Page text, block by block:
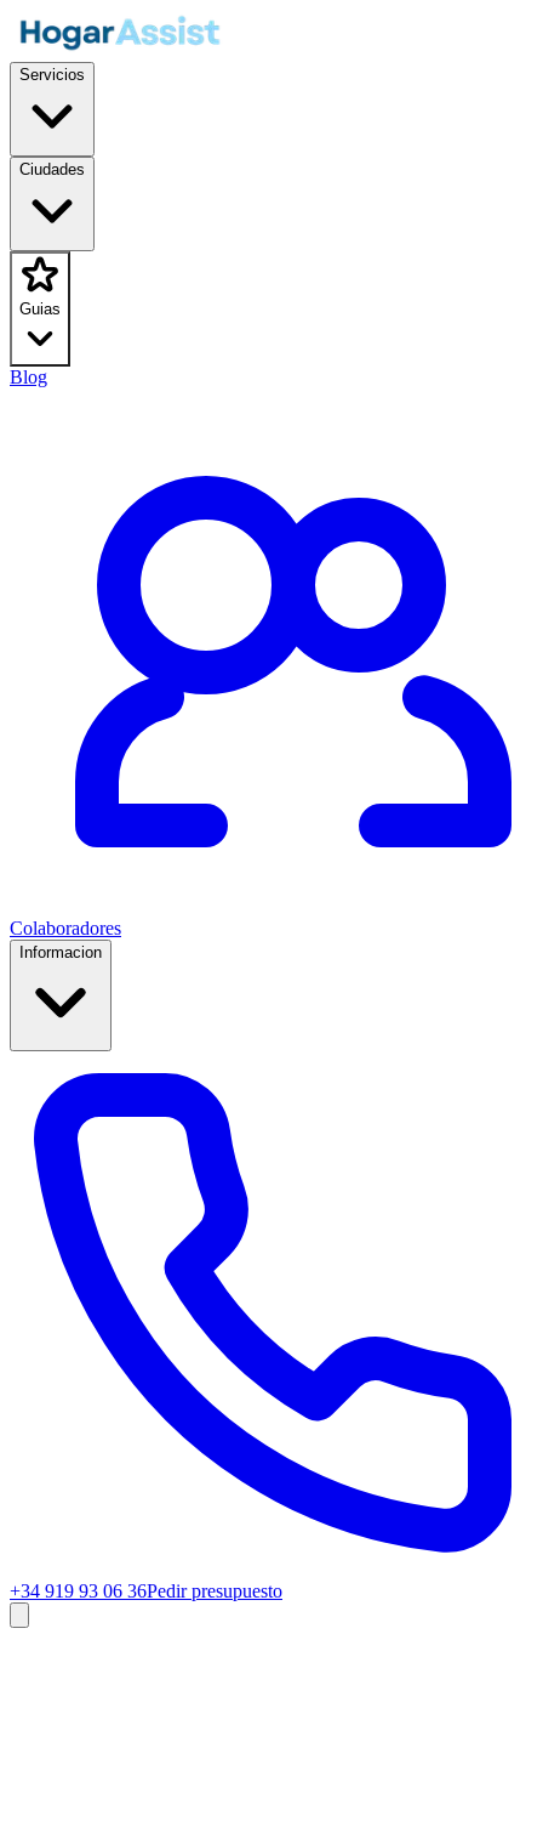
Servicios
Ciudades
Guias
Blog
Colaboradores
Informacion
+34 919 93 06 36Pedir presupuesto